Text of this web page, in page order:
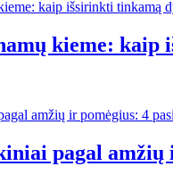
kieme:
pagal amžių